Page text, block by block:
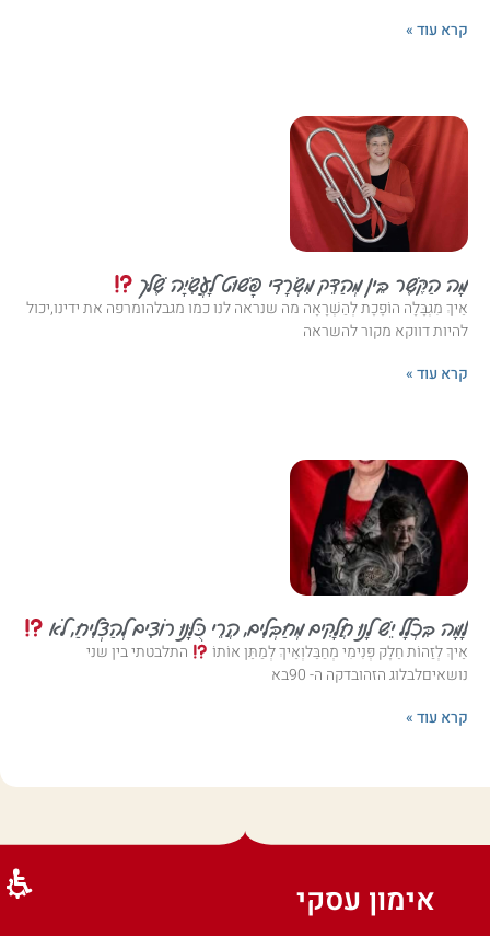
קרא עוד »
מָה הַקֶּשֶׁר בֵּין מְהַדֵּק מִשְׂרָדִי פָּשׁוּט לָעֲשִׂיָּה שֶׁלּך
אֵיךְ מִגְבָּלָה הוֹפֶכֶת לְהַשְׁרָאָה מה שנראה לנו כמו מגבלהומרפה את ידינו,יכול
להיות דווקא מקור להשראה
קרא עוד »
לָמָּה בִּכְלָל יֵשׁ לָנוּ חֲלָקִים מְחַבְּלִים, הֲרֵי כֻּלָּנוּ רוֹצִים לְהַצְלִיחַ, לֹא
אֵיךְ לְזַהוֹת חֵלֶק פְּנִימִי מְחַבֵּלוְאֵיךְ לְמַתֵּן אוֹתוֹ
התלבטתי בין שני
נושאיםלבלוג הזהובדקה ה- 90בא
קרא עוד »
אימון עסקי